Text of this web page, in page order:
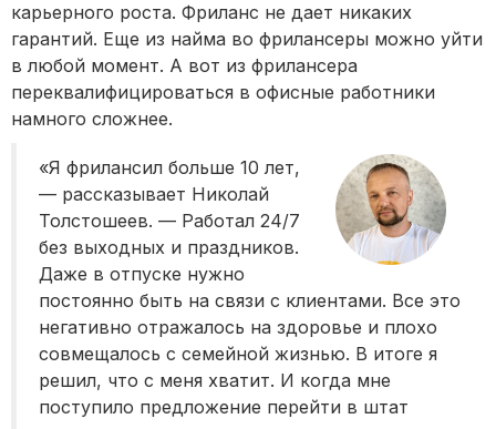
карьерного роста. Фриланс не дает никаких
гарантий. Еще из найма во фрилансеры можно уйти
в любой момент. А вот из фрилансера
переквалифицироваться в офисные работники
намного сложнее.
«Я фрилансил больше 10 лет,
— рассказывает Николай
Толстошеев. — Работал 24/7
без выходных и праздников.
Даже в отпуске нужно
постоянно быть на связи с клиентами. Все это
негативно отражалось на здоровье и плохо
совмещалось с семейной жизнью. В итоге я
решил, что с меня хватит. И когда мне
поступило предложение перейти в штат